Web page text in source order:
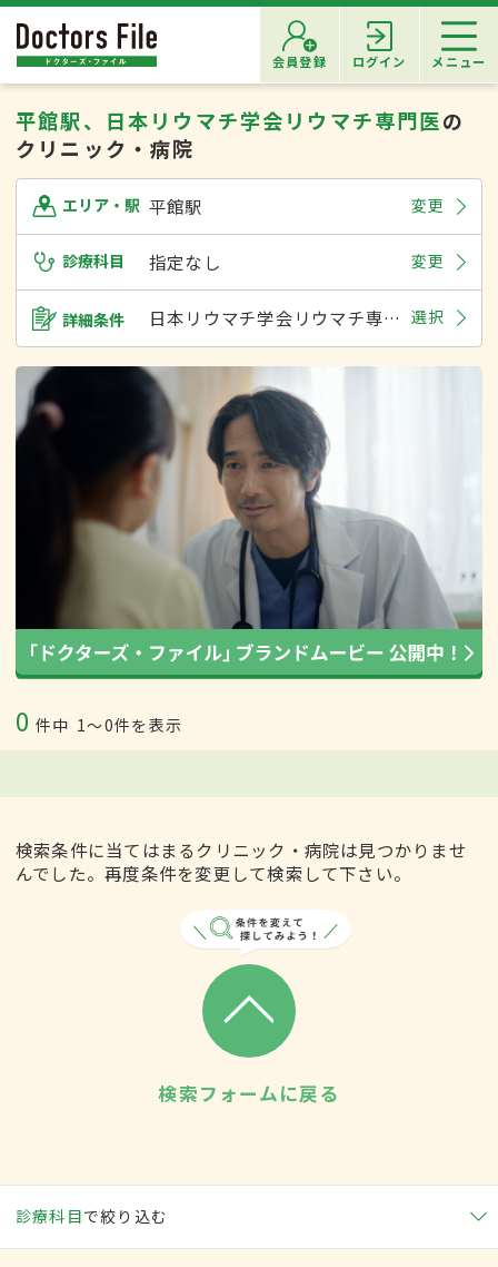
会員登録 ログイン メニュー
平館駅、日本リウマチ学会リウマチ専門医の
クリニック・病院
エリア・駅 平館駅 変更
診療科目 指定なし 変更
詳細条件 日本リウマチ学会リウマチ専門医 選択
0 件中 1〜0件を表示
検索条件に当てはまるクリニック・病院は見つかりませ
んでした。再度条件を変更して検索して下さい。
検索フォームに戻る
診療科目で絞り込む